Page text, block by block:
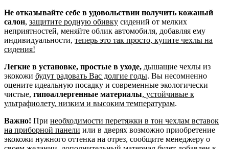
Не отказывайте себе в удовольствии получить кожаный
салон, защитите родную обивку сидений от мелких
неприятностей, меняйте облик автомобиля, добавляя ему
индивидуальности, теперь это так просто, купите чехлы на
сидения!
Легкие в установке, простые в уходе, дышащие чехлы из
экокожи будут радовать Вас долгие годы. Вы несомненно
оцените идеальную посадку и современные экологически
чистые, гипоаллергенные материалы, устойчивые к
ультрафиолету, низким и высоким температурам.
Важно! При необходимости перетяжки в тон чехлам вставок
на приборной панели или в дверях возможно приобретение
экокожи нужного оттенка на отрез, сообщите менеджеру о